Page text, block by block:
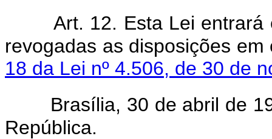
Art. 12. Esta Lei
revogadas as disposições
18 da Lei nº 4.506, de 30 de
Brasília, 30 de abril de
República.